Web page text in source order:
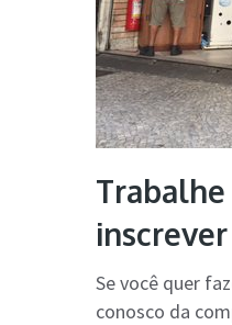
Trabalhe
inscrever
Se você quer
conosco da